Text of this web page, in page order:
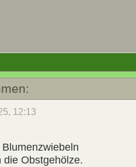
12:13
die Obstgehölze.